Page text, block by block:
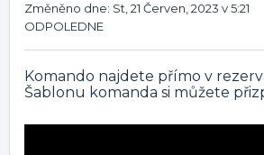
Změněno dne: St, 21 Červen, 2023 v 5:21
ODPOLEDNE
Komando najdete přímo v
Šablonu komanda si můžete